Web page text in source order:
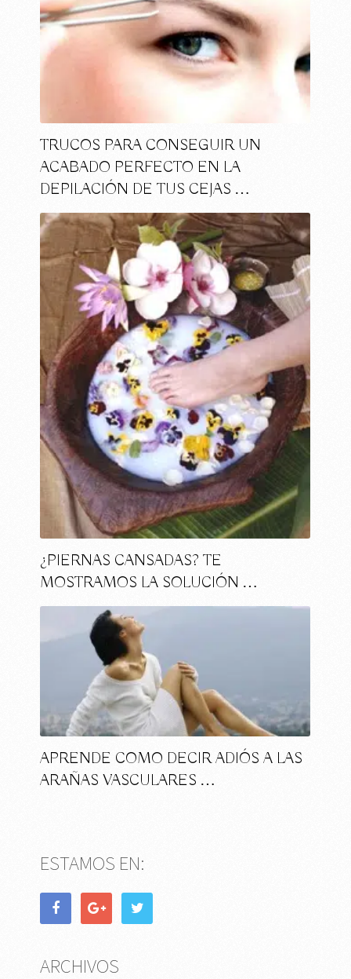
TRUCOS PARA CONSEGUIR UN
ACABADO PERFECTO EN LA
DEPILACIÓN DE TUS CEJAS …
¿PIERNAS CANSADAS? TE
MOSTRAMOS LA SOLUCIÓN …
APRENDE COMO DECIR ADIÓS A LAS
ARAÑAS VASCULARES …
ESTAMOS EN:
ARCHIVOS